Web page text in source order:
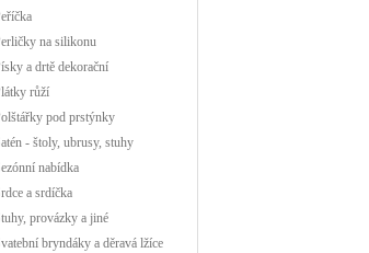
Peříčka
Perličky na silikonu
Písky a drtě dekorační
Plátky růží
Polštářky pod prstýnky
Satén - štoly, ubrusy, stuhy
Sezónní nabídka
Srdce a srdíčka
Stuhy, provázky a jiné
Svatební bryndáky a děravá lžíce